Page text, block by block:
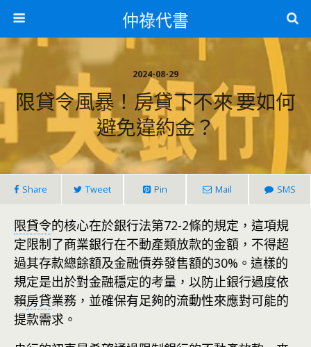
仲祿代書
2024-08-29
限貸令風暴！房貸下不來 要如何
避免違約金？
Share Tweet Pin Mail SMS
限貸令的核心在於銀行法第72-2條的規定，這項規
定限制了商業銀行在不動產類放款的金額，不得超
過其存款總餘額及金融債券發售額的30%。這樣的
規定是出於對金融穩定的考量，以防止銀行過度依
賴房貸業務，並確保有足夠的流動性來應對可能的
提款需求。